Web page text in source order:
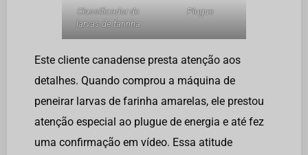
Classificador de
larvas de farinha
Plugue
Este cliente canadense presta atenção aos
detalhes. Quando comprou a máquina de
peneirar larvas de farinha amarelas, ele prestou
atenção especial ao plugue de energia e até fez
uma confirmação em vídeo. Essa atitude